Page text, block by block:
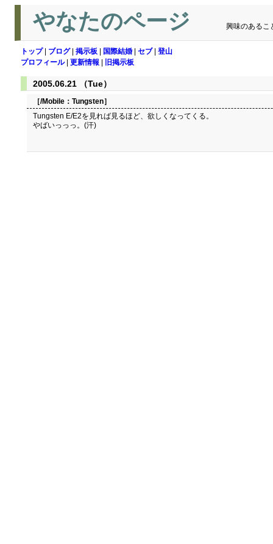
やなたのページ 興味のあるこ
トップ| ブログ| 掲示板 国際結婚 セブ| 登山
プロフィール| 更新情報 旧掲示板
2005.06.21 （Tue）
［/Mobile： Tungsten］
Tungsten E/E2を見れば見るほど、欲しくなってくる。
やばいっっっ。(汗)